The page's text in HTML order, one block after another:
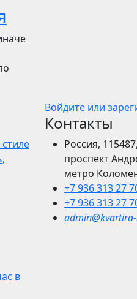
в
Войдите или
Контакты
Россия,
проспект
метро
+7 936 313 27
+7 936 313 27